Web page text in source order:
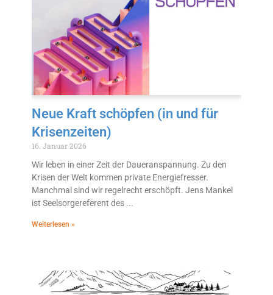
Neue Kraft schöpfen (in und für
Krisenzeiten)
16. Januar 2026
Wir leben in einer Zeit der Daueranspannung. Zu den
Krisen der Welt kommen private Energiefresser.
Manchmal sind wir regelrecht erschöpft. Jens Mankel
ist Seelsorgereferent des
Weiterlesen »